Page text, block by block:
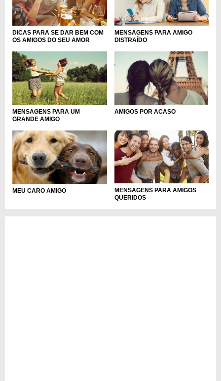
DICAS PARA SE DAR BEM COM
OS AMIGOS DO SEU AMOR
MENSAGENS PARA AMIGO
DISTRAÍDO
MENSAGENS PARA UM
GRANDE AMIGO
AMIGOS POR ACASO
MEU CARO AMIGO
MENSAGENS PARA AMIGOS
QUERIDOS